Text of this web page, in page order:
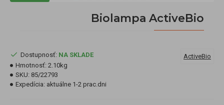
Biolampa ActiveBio
Dostupnosť: NA SKLADE
Hmotnosť: 2.10kg
SKU: 85/22793
Expedícia: aktuálne 1-2 prac.dni
ActiveBio